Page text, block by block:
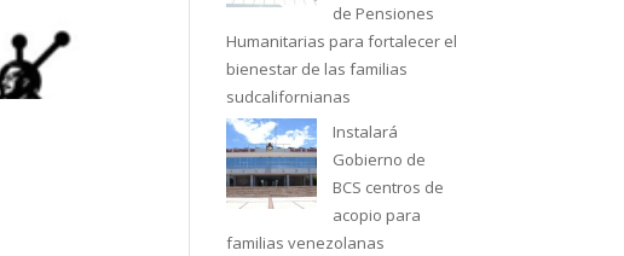
de Pensiones
Humanitarias para fortalecer el
bienestar de las familias
sudcalifornianas
Instalará
Gobierno de
BCS centros de
acopio para
familias venezolanas